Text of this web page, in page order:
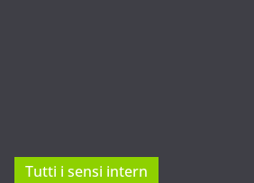
Tutti i sensi intern